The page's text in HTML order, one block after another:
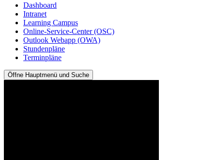
Dashboard
Intranet
Learning Campus
Online-Service-Center (OSC)
Outlook Webapp (OWA)
Stundenpläne
Terminpläne
Öffne Hauptmenü und Suche